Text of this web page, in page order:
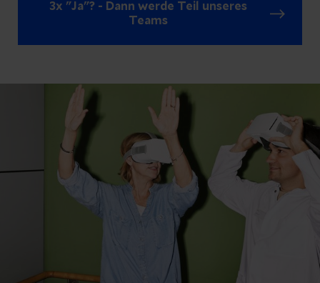
3x "Ja"? - Dann werde Teil unseres
Teams